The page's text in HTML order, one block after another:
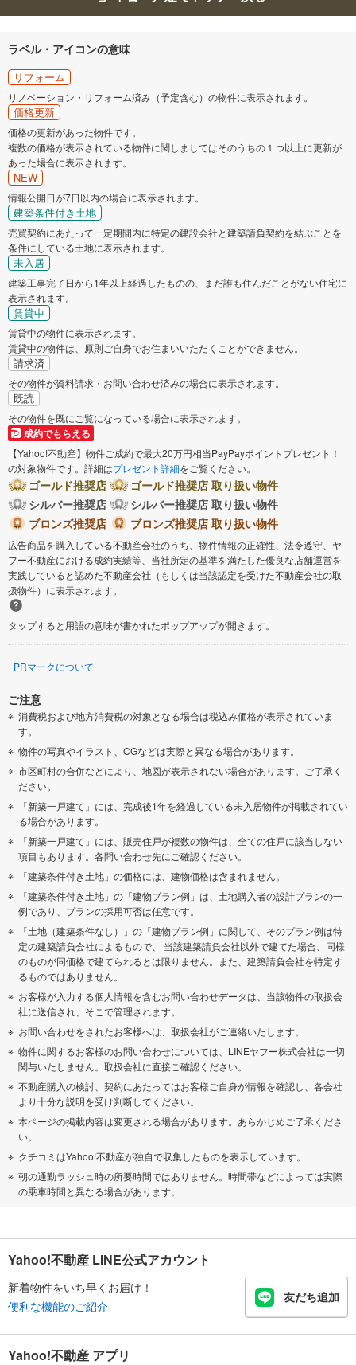
ラベル・アイコンの意味
リフォーム
リノベーション・リフォーム済み（予定含む）の物件に表示されます。
価格更新
価格の更新があった物件です。
複数の価格が表示されている物件に関しましてはそのうちの１つ以上に更新が
あった場合に表示されます。
NEW
情報公開日が7日以内の場合に表示されます。
建築条件付き土地
売買契約にあたって一定期間内に特定の建設会社と建築請負契約を結ぶことを
条件にしている土地に表示されます。
未入居
建築工事完了日から1年以上経過したものの、まだ誰も住んだことがない住宅に
表示されます。
賃貸中
賃貸中の物件に表示されます。
賃貸中の物件は、原則ご自身でお住まいいただくことができません。
請求済
その物件が資料請求・お問い合わせ済みの場合に表示されます。
既読
その物件を既にご覧になっている場合に表示されます。
成約でもらえる
【Yahoo!不動産】物件ご成約で最大20万円相当PayPayポイントプレゼント！
の対象物件です。詳細はプレゼント詳細をご覧ください。
ゴールド推奨店
ゴールド推奨店 取り扱い物件
シルバー推奨店
シルバー推奨店 取り扱い物件
ブロンズ推奨店
ブロンズ推奨店 取り扱い物件
広告商品を購入している不動産会社のうち、物件情報の正確性、法令遵守、ヤ
フー不動産における成約実績等、当社所定の基準を満たした優良な店舗運営を
実践していると認めた不動産会社（もしくは当該認定を受けた不動産会社の取
扱物件）に表示されます。
タップすると用語の意味が書かれたポップアップが開きます。
PRマークについて
ご注意
消費税および地方消費税の対象となる場合は税込み価格が表示されていま
す。
物件の写真やイラスト、CGなどは実際と異なる場合があります。
市区町村の合併などにより、地図が表示されない場合があります。ご了承く
ださい。
「新築一戸建て」には、完成後1年を経過している未入居物件が掲載されてい
る場合があります。
「新築一戸建て」には、販売住戸が複数の物件は、全ての住戸に該当しない
項目もあります。各問い合わせ先にご確認ください。
「建築条件付き土地」の価格には、建物価格は含まれません。
「建築条件付き土地」の「建物プラン例」は、土地購入者の設計プランの一
例であり、プランの採用可否は任意です。
「土地（建築条件なし）」の「建物プラン例」に関して、そのプラン例は特
定の建築請負会社によるもので、 当該建築請負会社以外で建てた場合、同様
のものが同価格で建てられるとは限りません。また、建築請負会社を特定す
るものではありません。
お客様が入力する個人情報を含むお問い合わせデータは、当該物件の取扱会
社に送信され、そこで管理されます。
お問い合わせをされたお客様へは、取扱会社がご連絡いたします。
物件に関するお客様のお問い合わせについては、LINEヤフー株式会社は一切
関与いたしません。取扱会社に直接ご確認ください。
不動産購入の検討、契約にあたってはお客様ご自身が情報を確認し、各会社
より十分な説明を受け判断してください。
本ページの掲載内容は変更される場合があります。あらかじめご了承くださ
い。
クチコミはYahoo!不動産が独自で収集したものを表示しています。
朝の通勤ラッシュ時の所要時間ではありません。時間帯などによっては実際
の乗車時間と異なる場合があります。
Yahoo!不動産 LINE公式アカウント
新着物件をいち早くお届け！
便利な機能のご紹介
友だち追加
Yahoo!不動産 アプリ